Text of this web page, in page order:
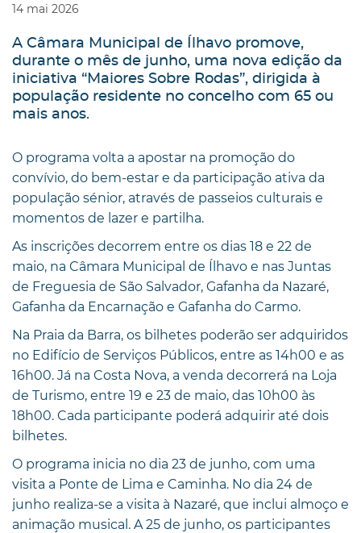
14 mai 2026
A Câmara Municipal de Ílhavo promove,
durante o mês de junho, uma nova edição da
iniciativa “Maiores Sobre Rodas”, dirigida à
população residente no concelho com 65 ou
mais anos.
O programa volta a apostar na promoção do
convívio, do bem-estar e da participação ativa da
população sénior, através de passeios culturais e
momentos de lazer e partilha.
As inscrições decorrem entre os dias 18 e 22 de
maio, na Câmara Municipal de Ílhavo e nas Juntas
de Freguesia de São Salvador, Gafanha da Nazaré,
Gafanha da Encarnação e Gafanha do Carmo.
Na Praia da Barra, os bilhetes poderão ser adquiridos
no Edifício de Serviços Públicos, entre as 14h00 e as
16h00. Já na Costa Nova, a venda decorrerá na Loja
de Turismo, entre 19 e 23 de maio, das 10h00 às
18h00. Cada participante poderá adquirir até dois
bilhetes.
O programa inicia no dia 23 de junho, com uma
visita a Ponte de Lima e Caminha. No dia 24 de
junho realiza-se a visita à Nazaré, que inclui almoço e
animação musical. A 25 de junho, os participantes